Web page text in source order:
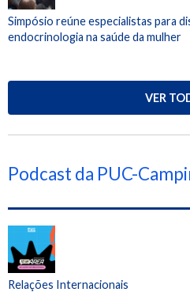
Simpósio reúne especialistas para
endocrinologia na saúde da mulher
VER
Podcast da PUC-
Relações Internacionais